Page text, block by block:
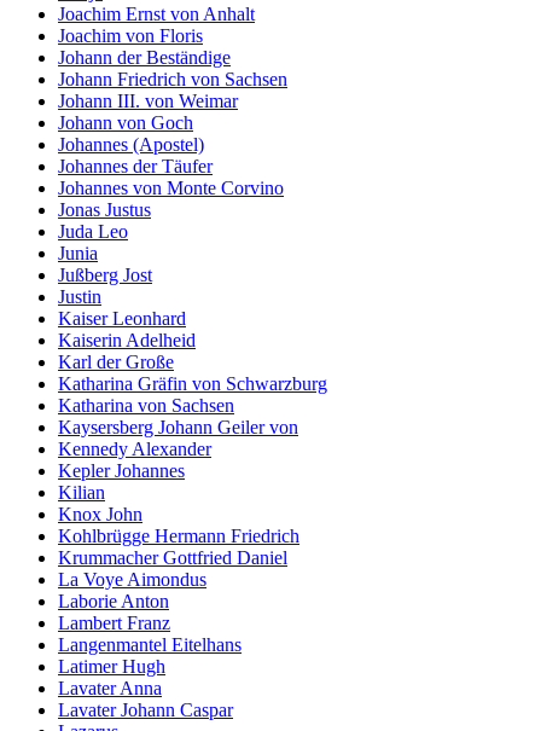
Joachim Ernst von Anhalt
Joachim von Floris
Johann der Beständige
Johann Friedrich von Sachsen
Johann III. von Weimar
Johann von Goch
Johannes (Apostel)
Johannes der Täufer
Johannes von Monte Corvino
Jonas Justus
Juda Leo
Junia
Jußberg Jost
Justin
Kaiser Leonhard
Kaiserin Adelheid
Karl der Große
Katharina Gräfin von Schwarzburg
Katharina von Sachsen
Kaysersberg Johann Geiler von
Kennedy Alexander
Kepler Johannes
Kilian
Knox John
Kohlbrügge Hermann Friedrich
Krummacher Gottfried Daniel
La Voye Aimondus
Laborie Anton
Lambert Franz
Langenmantel Eitelhans
Latimer Hugh
Lavater Anna
Lavater Johann Caspar